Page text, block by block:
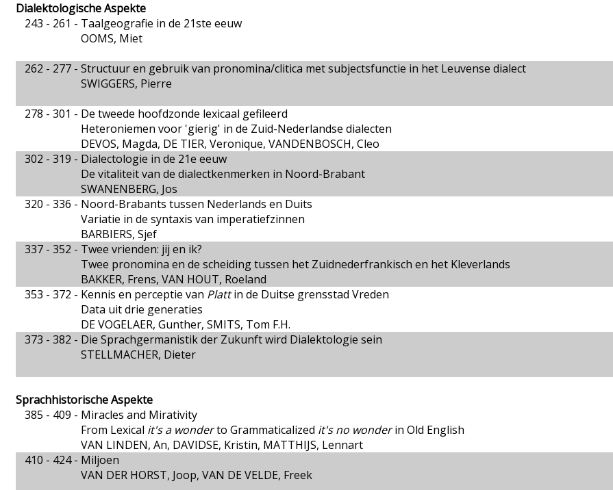
Dialektologische Aspekte
243 - 261 - Taalgeografie in de 21ste eeuw
OOMS, Miet
262 - 277 - Structuur en gebruik van pronomina/clitica met subjectsfunctie in het Leuvense dialect
SWIGGERS, Pierre
278 - 301 - De tweede hoofdzonde lexicaal gefileerd
Heteroniemen voor 'gierig' in de Zuid-Nederlandse dialecten
DEVOS, Magda, DE TIER, Veronique, VANDENBOSCH, Cleo
302 - 319 - Dialectologie in de 21e eeuw
De vitaliteit van de dialectkenmerken in Noord-Brabant
SWANENBERG, Jos
320 - 336 - Noord-Brabants tussen Nederlands en Duits
Variatie in de syntaxis van imperatiefzinnen
BARBIERS, Sjef
337 - 352 - Twee vrienden: jij en ik?
Twee pronomina en de scheiding tussen het Zuidnederfrankisch en het Kleverlands
BAKKER, Frens, VAN HOUT, Roeland
353 - 372 - Kennis en perceptie van Plattin de Duitse grensstad Vreden
Data uit drie generaties
DE VOGELAER, Gunther, SMITS, Tom F.H.
373 - 382 - Die Sprachgermanistik der Zukunft wird Dialektologie sein
STELLMACHER, Dieter
Sprachhistorische Aspekte
385 - 409 - Miracles and Mirativity
From Lexical it's a wonderto Grammaticalized it's no wonderin Old English
VAN LINDEN, An, DAVIDSE, Kristin, MATTHIJS, Lennart
410 - 424 - Miljoen
VAN DER HORST, Joop, VAN DE VELDE, Freek